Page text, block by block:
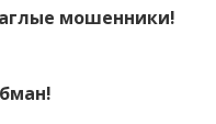
мошенники!